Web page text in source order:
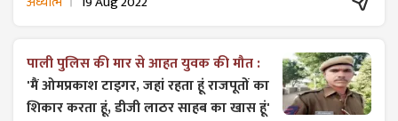
पाली पुलिस की मार से आहत युवक की मौत :
'मैं ओमप्रकाश टाइगर, जहां रहता हूं राजपूतों का
शिकार करता हूं, डीजी लाठर साहब का खास हूं'